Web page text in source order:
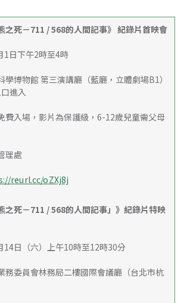
死－711 / 568的人間記事》 紀錄片首映會
1日下午2時至4時
學博物館 第三演講廳（藍廳，立體劇場B1）
進入
費入場，影片為保護級，6-12歲兒童需父母
理處
reurl.cc/oZXj8j
死－711 / 568的人間記事」》紀錄片特映
14日（六）上午10時至12時30分
務委員會林務局二樓國際會議廳（台北市杭